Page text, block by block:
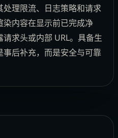
理限流、日志策略和请求
内容在显示前已完成净
求头或内部 URL。具备生
后补充，而是安全与可靠